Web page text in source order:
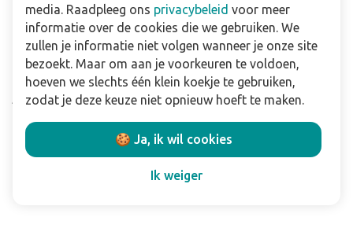
Zakelijk
Downloads
Privacy policy
Algemene & voorwaarden
Disclaimer
media. Raadpleeg ons privacybeleid voor meer
informatie over de cookies die we gebruiken. We
zullen je informatie niet volgen wanneer je onze site
bezoekt. Maar om aan je voorkeuren te voldoen,
hoeven we slechts één klein koekje te gebruiken,
zodat je deze keuze niet opnieuw hoeft te maken.
🍪 Ja, ik wil cookies
Ik weiger